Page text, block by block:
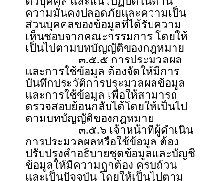
ความมั่นคงปลอดภัยและความเป็น
ส่วนบุคคลของข้อมูลที่ได้รับความ
เห็นชอบจากคณะกรรมการ โดยให้
เป็นไปตามบทบัญญัติของกฎหมาย
๓.๕.๕ การประมวลผล
และการใช้ข้อมูล ต้องจัดให้มีการ
บันทึกประวัติการประมวลผลข้อมูล
และการใช้ข้อมูล เพื่อให้สามารถ
ตรวจสอบย้อนกลับได้โดยให้เป็นไป
ตามบทบัญญัติของกฎหมาย
๓.๕.๖ เจ้าหน้าที่ผู้ดำเนิน
การประมวลผลหรือใช้ข้อมูล ต้อง
ปรับปรุงคำอธิบายชุดข้อมูลและบัญชี
ข้อมูลให้มีความถูกต้อง ครบถ้วน
และเป็นปัจจุบัน โดยให้เป็นไปตาม